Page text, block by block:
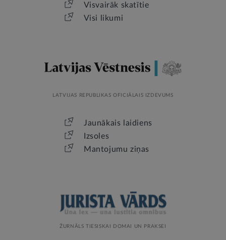
Visvairāk skatītie
Visi likumi
LATVIJAS REPUBLIKAS OFICIĀLAIS IZDEVUMS
Jaunākais laidiens
Izsoles
Mantojumu ziņas
ŽURNĀLS TIESISKAI DOMAI UN PRAKSEI